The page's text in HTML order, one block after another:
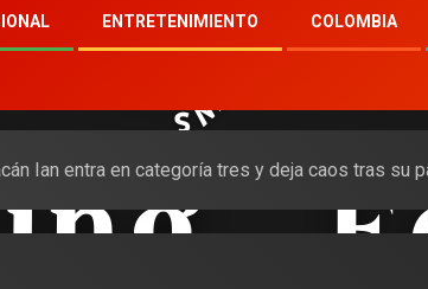
ENTRETENIMIENTO COLOMBIA
Ian entra en categoría tres y deja caos tras su